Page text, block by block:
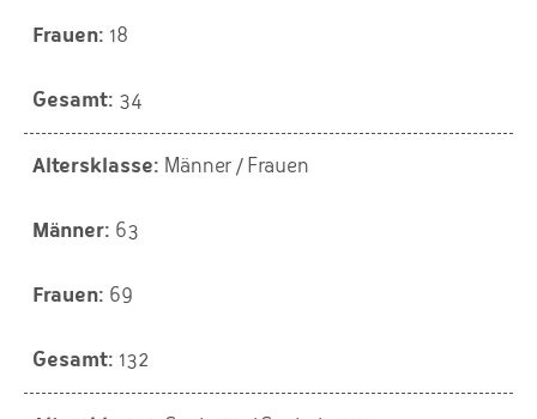
18
34
Männer / Frauen
63
69
132